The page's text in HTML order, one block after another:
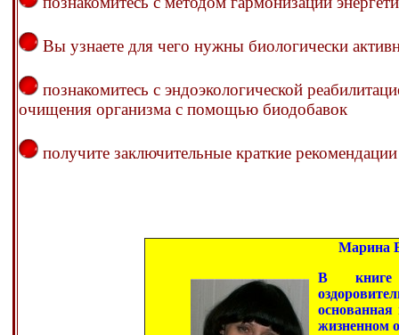
Вы узнаете для чего нужны биологически
познакомитесь с эндоэкологической
очищения организма с помощью биодобавок
получите заключительные краткие
Марина Батуева
В книге
основанная
жизненном